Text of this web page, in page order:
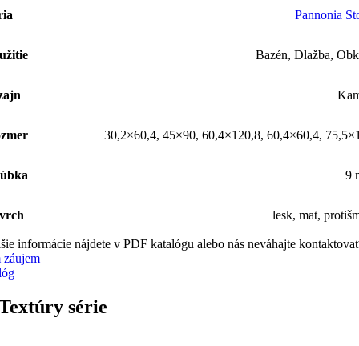
Pannonia
Bazén, Dlažba,
30,2×60,4, 45×90, 60,4×120,8, 60,4×60,4,
9
lesk, mat,
informácie nájdete v PDF katalógu alebo nás neváhajte
záujem
série